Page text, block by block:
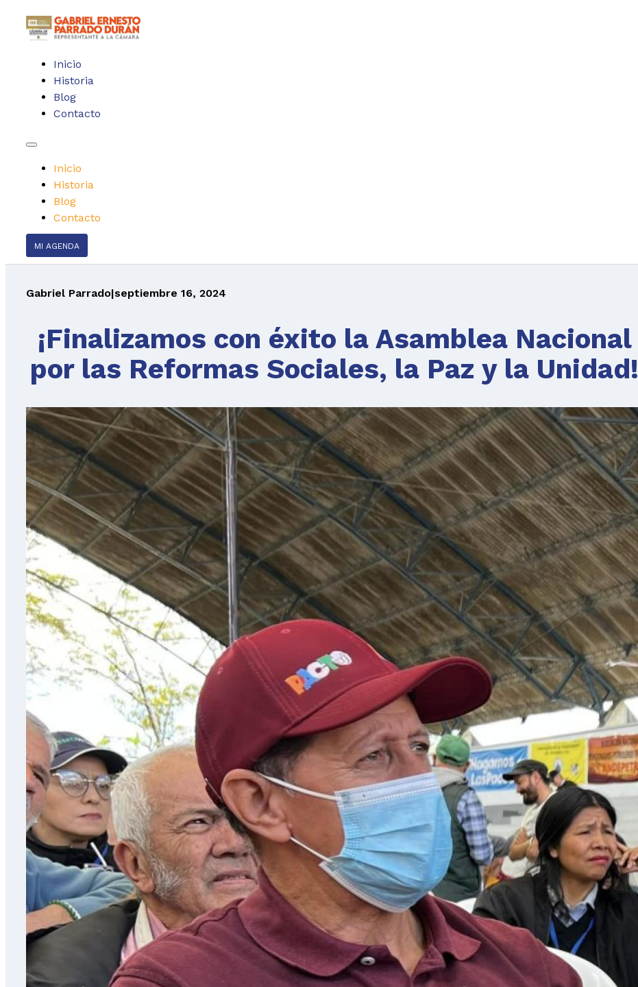
Inicio
Historia
Blog
Contacto
Inicio
Historia
Blog
Contacto
MI AGENDA
Gabriel Parrado|septiembre 16, 2024
¡Finalizamos con éxito la Asamblea Nacional
por las Reformas Sociales, la Paz y la Unidad!